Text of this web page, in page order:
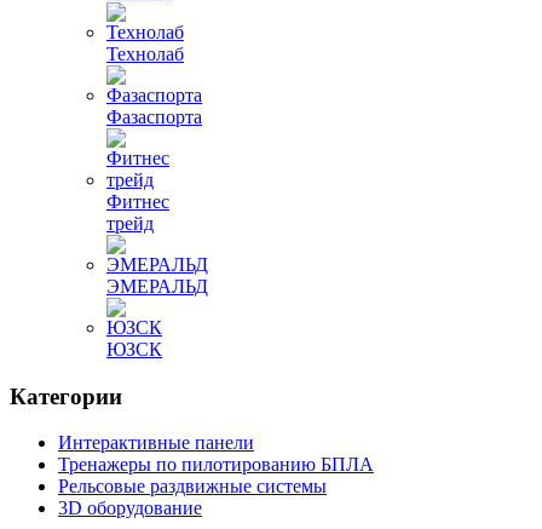
Технолаб
Фазаспорта
Фитнес
трейд
ЭМЕРАЛЬД
ЮЗСК
Категории
Интерактивные панели
Тренажеры по пилотированию БПЛА
Рельсовые раздвижные системы
3D оборудование